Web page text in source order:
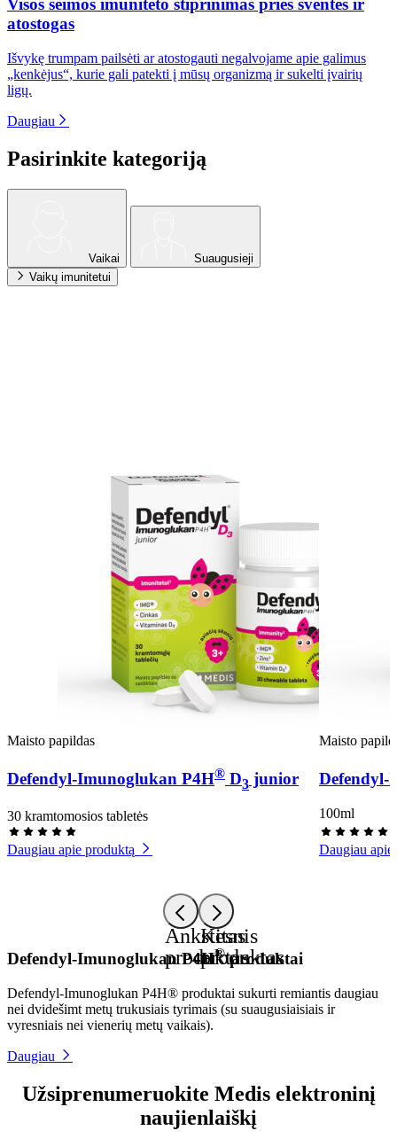
Visos šeimos imuniteto stiprinimas prieš šventes ir
atostogas
Išvykę trumpam pailsėti ar atostogauti negalvojame apie galimus
„kenkėjus“, kurie gali patekti į mūsų organizmą ir sukelti įvairių
ligų.
Daugiau
Pasirinkite kategoriją
Vaikai
Suaugusieji
Vaikų imunitetui
Maisto papildas
Defendyl-Imunoglukan P4H® D3 junior
30 kramtomosios tabletės
Daugiau apie produktą
Maisto
Defendyl-
100ml
Daugiau
Ankstesnis
produktas
Kitas
produktas
Defendyl-Imunoglukan P4H®produktai
Defendyl-Imunoglukan P4H® produktai sukurti remiantis daugiau
nei dvidešimt metų trukusiais tyrimais (su suaugusiaisiais ir
vyresniais nei vienerių metų vaikais).
Daugiau
Užsiprenumeruokite Medis elektroninį
naujienlaiškį